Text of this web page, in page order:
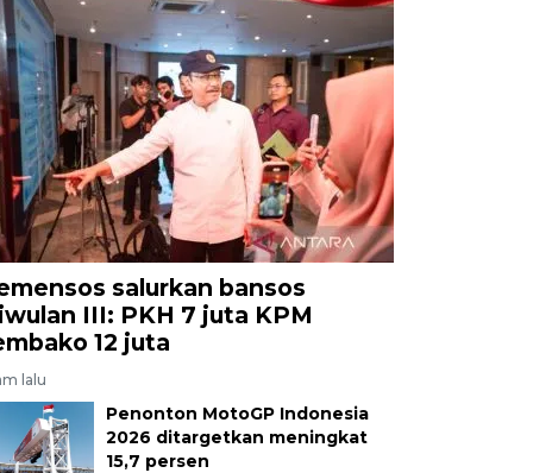
salurkan bansos
III: PKH 7 juta KPM
12 juta
lalu
Penonton MotoGP Indonesia
2026 ditargetkan meningkat
15,7 persen